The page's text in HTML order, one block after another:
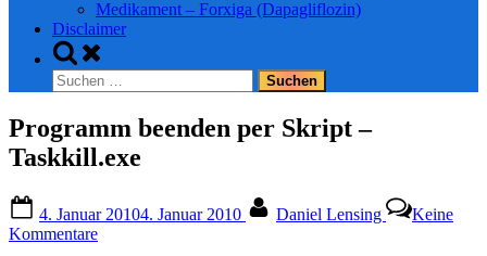
Medikament – Forxiga (Dapagliflozin)
Disclaimer
Toggle
search
form
Suchen
nach:
Programm beenden per Skript –
Taskkill.exe
on
4. Januar 20104. Januar 2010 Daniel Lensing
Keine
Kommentarezu